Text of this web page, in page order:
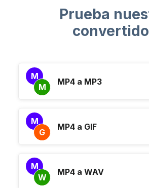
Prueba
M
M
MP4 a MP3
M
G
MP4 a GIF
M
W
MP4 a WAV